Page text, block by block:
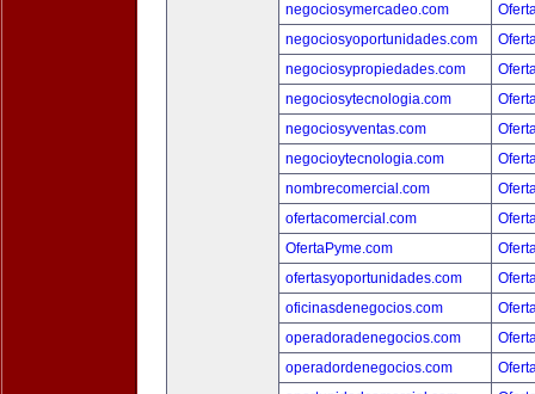
negociosymercadeo.com
negociosyoportunidades.com
negociosypropiedades.com
negociosytecnologia.com
negociosyventas.com
negocioytecnologia.com
nombrecomercial.com
ofertacomercial.com
OfertaPyme.com
ofertasyoportunidades.com
oficinasdenegocios.com
operadoradenegocios.com
operadordenegocios.com